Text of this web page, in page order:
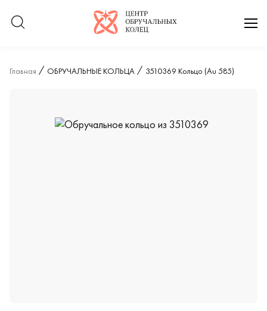
Логотип компании
Главная ОБРУЧАЛЬНЫЕ КОЛЬЦА 3510369 Кольцо (Au 585)